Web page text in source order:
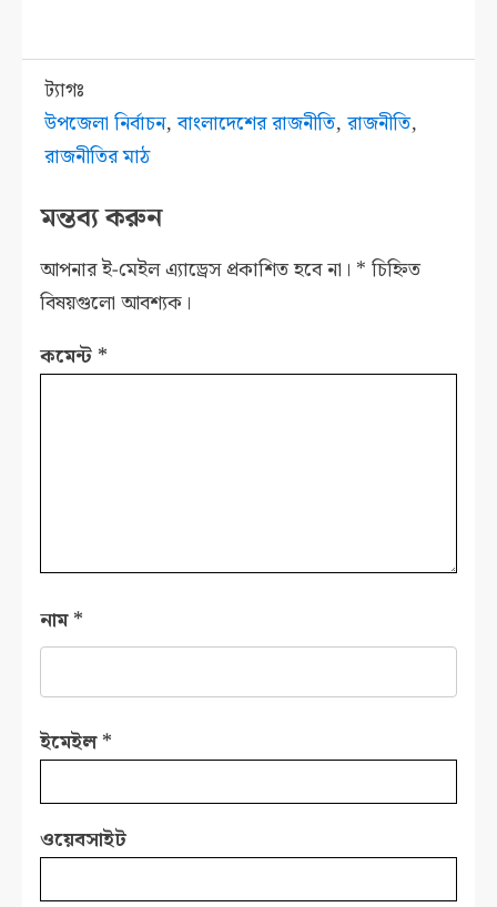
ট্যাগঃ
উপজেলা নির্বাচন,বাংলাদেশের রাজনীতি,রাজনীতি,
রাজনীতির মাঠ
মন্তব্য করুন
আপনার ই-মেইল এ্যাড্রেস প্রকাশিত হবে না। * চিহ্নিত
বিষয়গুলো আবশ্যক।
কমেন্ট *
নাম*
ইমেইল*
ওয়েবসাইট